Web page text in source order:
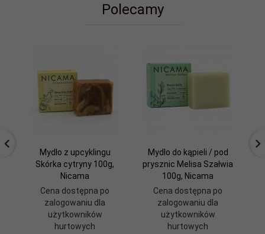
Polecamy
Mydło z upcyklingu
Skórka cytryny 100g,
Nicama
Cena dostępna po
zalogowaniu dla
użytkowników
hurtowych
Mydło do kąpieli / pod
prysznic Melisa Szałwia
100g, Nicama
Cena dostępna po
zalogowaniu dla
użytkowników
hurtowych